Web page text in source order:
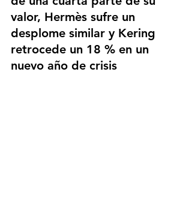
valor, Hermès sufre un
desplome similar y Kering
retrocede un 18 % en un
nuevo año de crisis